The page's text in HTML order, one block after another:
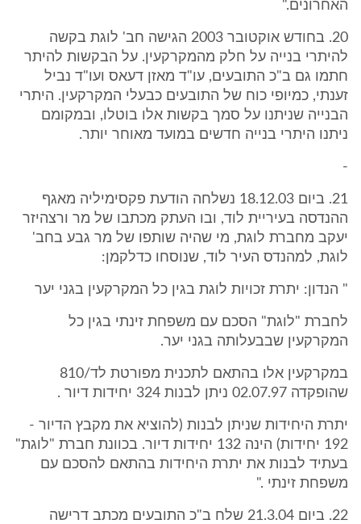
האחרונים."
20. בחודש אוקטובר 2003 הגישה חב' לוגת בקשה
להיתרי בנייה על חלק מהמקרקעין. על הבקשות להיתר
חתמו גם ב"כ התובעים, עו"ד מאזן דעאס ועו"ד נביל
זענתי, כמיופי כוח של התובעים כבעלי המקרקעין. היתרי
הבנייה שניתנו על סמך בקשות אלו בוטלו, ובמקומם
ניתנו היתרי בנייה חדשים במועד מאוחר יותר.
-
21. ביום 18.12.03 נשלחה הודעת פקסימיליה מאגף
ההנדסה בעיריית לוד, ובו העתק מכתבו של מר ורצהיזר
יעקב מחברת לוגת, מי שהיה שותפו של מר גבע בחב'
לוגת, למהנדס העיר לוד, שנוסחו כדלקמן:
" הנדון: יתרת זכויות לוגת בגין כל המקרקעין בגני יער
לחברת "לוגת" הסכם עם משפחת זינתי בגין כל
המקרקעין שבבעלותה בגני יער.
במקרקעין אלו בהתאם לתכנית מפורטת לד/810
שהופקדה 02.07.97 ניתן לבנות 324 יחידות דיור .
יתרת היחידות שניתן לבנות (להוציא את מקבץ הדיור -
192 יחידות) הינה 132 יחידות דיור. בכוונת חברת "לוגת"
בעתיד לבנות את יתרת היחידות בהתאם להסכם עם
משפחת זינתי ."
22. ביום 21.3.04 שלח ב"כ התובעים מכתב דרישה